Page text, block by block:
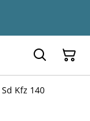
Sd Kfz 140